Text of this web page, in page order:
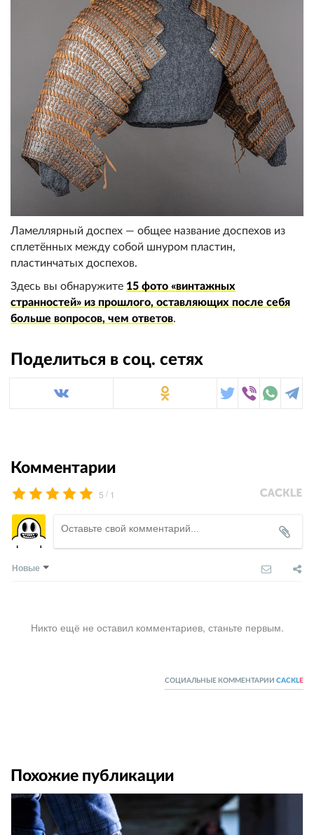
Ламеллярный доспех — общее название доспехов из
сплетённых между собой шнуром пластин,
пластинчатых доспехов.
Здесь вы обнаружите 15 фото «винтажных
странностей» из прошлого, оставляющих после себя
больше вопросов, чем ответов.
Поделиться в соц. сетях
Комментарии
5 / 1
Новые
Никто ещё не оставил комментариев, станьте первым.
СОЦИАЛЬНЫЕ КОММЕНТАРИИ CACKL E
Похожие публикации